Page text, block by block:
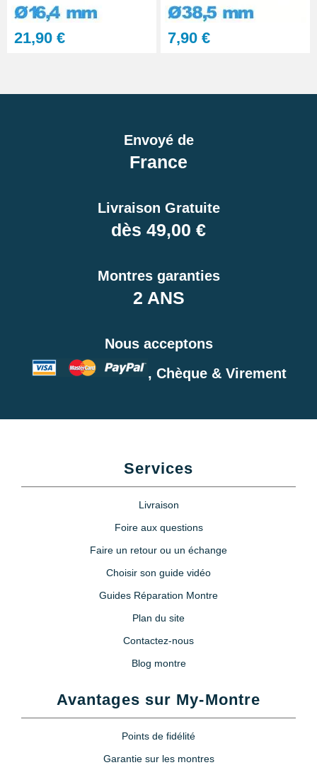
21,90 € 7,90 €
Envoyé de
France
Livraison Gratuite
dès 49,00 €
Montres garanties
2 ANS
Nous acceptons
, Chèque & Virement
Services
Livraison
Foire aux questions
Faire un retour ou un échange
Choisir son guide vidéo
Guides Réparation Montre
Plan du site
Contactez-nous
Blog montre
Avantages sur My-Montre
Points de fidélité
Garantie sur les montres